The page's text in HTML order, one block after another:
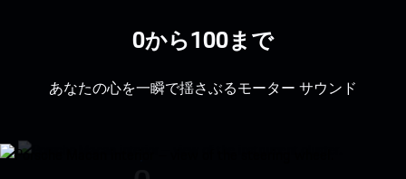
0から100まで
あなたの心を一瞬で揺さぶるモーター サウンド